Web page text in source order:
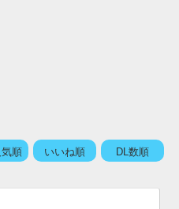
気順 いいね順 DL数順